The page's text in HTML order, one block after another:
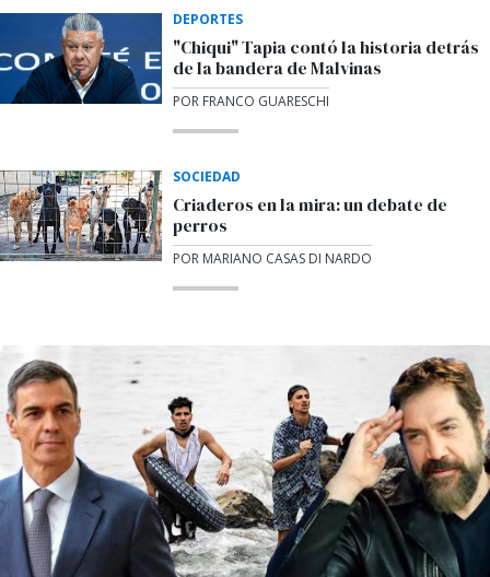
DEPORTES
"Chiqui" Tapia contó la historia detrás
de la bandera de Malvinas
POR FRANCO GUARESCHI
SOCIEDAD
Criaderos en la mira: un debate de
perros
POR MARIANO CASAS DI NARDO